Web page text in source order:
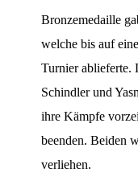
Bronzemedaille
welche bis auf
Turnier ablieferte.
Schindler und
ihre Kämpfe
beenden. Beiden
verliehen.